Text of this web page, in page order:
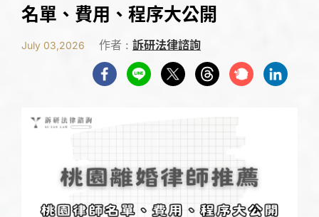
名單、費用、程序大公開
July 03,2026 作者 : 訴研法律諮詢